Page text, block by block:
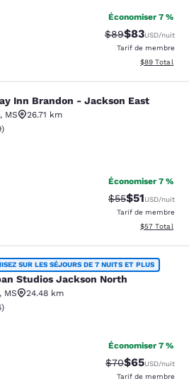
Économiser 7 %
Tarif barré :
$89Tarif réduit :
$83USD/nuit
Tarif de membre
Afficher les
$89 Total
- Jackson
Inn Brandon - Jackson East
, MS
26.71 km
Bien. 89 commentaires
)
Économiser 7 %
Tarif barré :
$55Tarif réduit :
$51USD/nuit
Tarif de membre
Afficher les
$57 Total
Jackson North
SUR LES SÉJOURS DE 7 NUITS ET PLUS
Studios Jackson North
, MS
24.48 km
Moyen. 26 commentaires
)
Économiser 7 %
Tarif barré :
$70Tarif réduit :
$65USD/nuit
Tarif de membre